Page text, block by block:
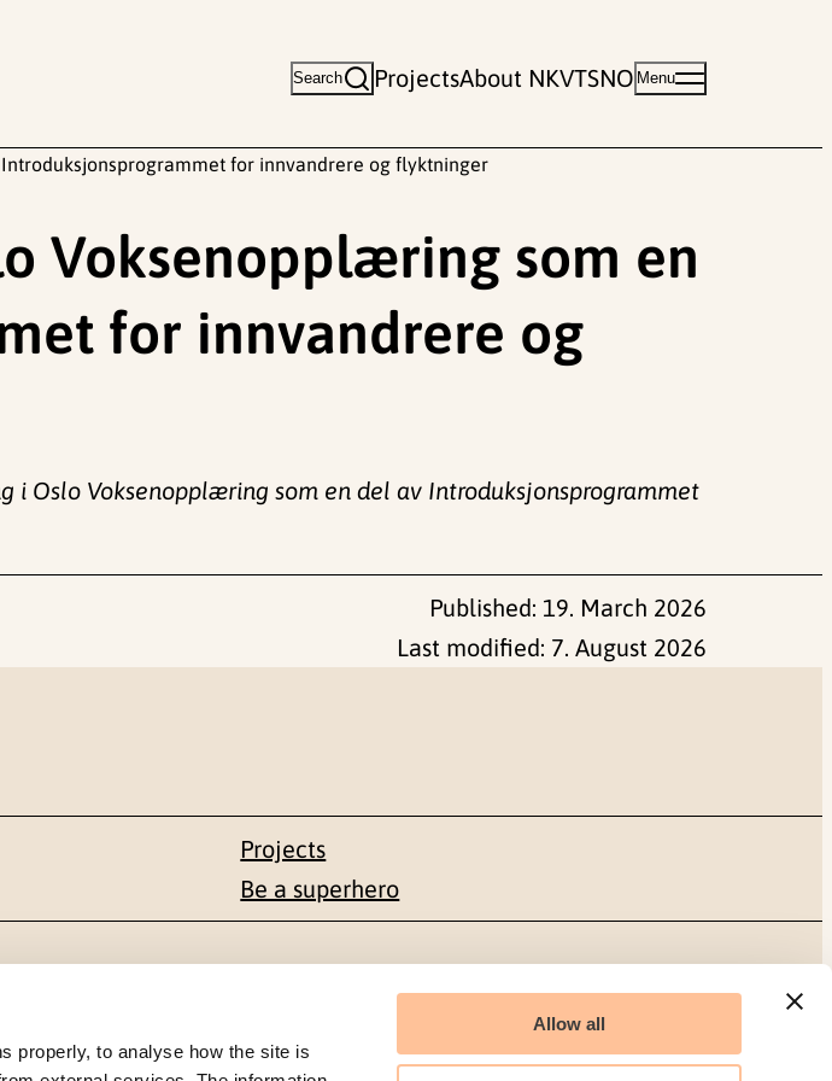
properly, to analyse how the site is
Allow all
Search ProjectsAbout NKVTSNO Menu
for innvandrere og flyktninger
Voksenopplæring som en
for innvandrere og
i Oslo Voksenopplæring som en del av Introduksjonsprogrammet
Published: 19. March 2026
Last modified: 7. August 2026
Projects
Be a superhero
22 59 55 00 Facebook